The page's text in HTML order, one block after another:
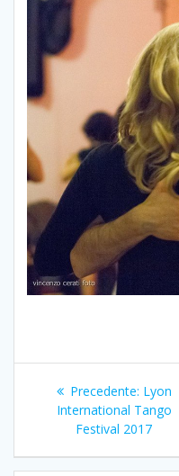
Navigazione
articoli
Precedente: Articolo
Lyon
International Tango
Festival 2017